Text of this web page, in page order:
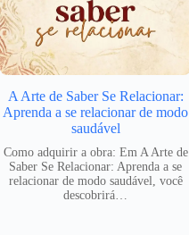
A Arte de Saber Se Relacionar:
Aprenda a se relacionar de modo
saudável
Como adquirir a obra: Em A Arte de
Saber Se Relacionar: Aprenda a se
relacionar de modo saudável, você
descobrirá…